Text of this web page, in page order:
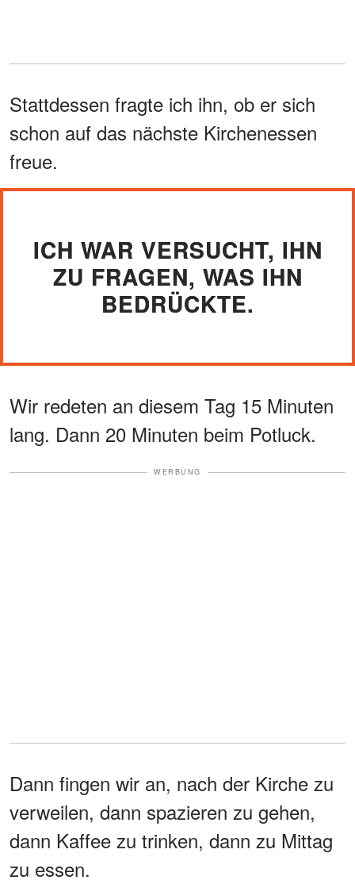
Stattdessen fragte ich ihn, ob er sich
schon auf das nächste Kirchenessen
freue.
ICH WAR VERSUCHT, IHN
ZU FRAGEN, WAS IHN
BEDRÜCKTE.
Wir redeten an diesem Tag 15 Minuten
lang. Dann 20 Minuten beim Potluck.
WERBUNG
Dann fingen wir an, nach der Kirche zu
verweilen, dann spazieren zu gehen,
dann Kaffee zu trinken, dann zu Mittag
zu essen.